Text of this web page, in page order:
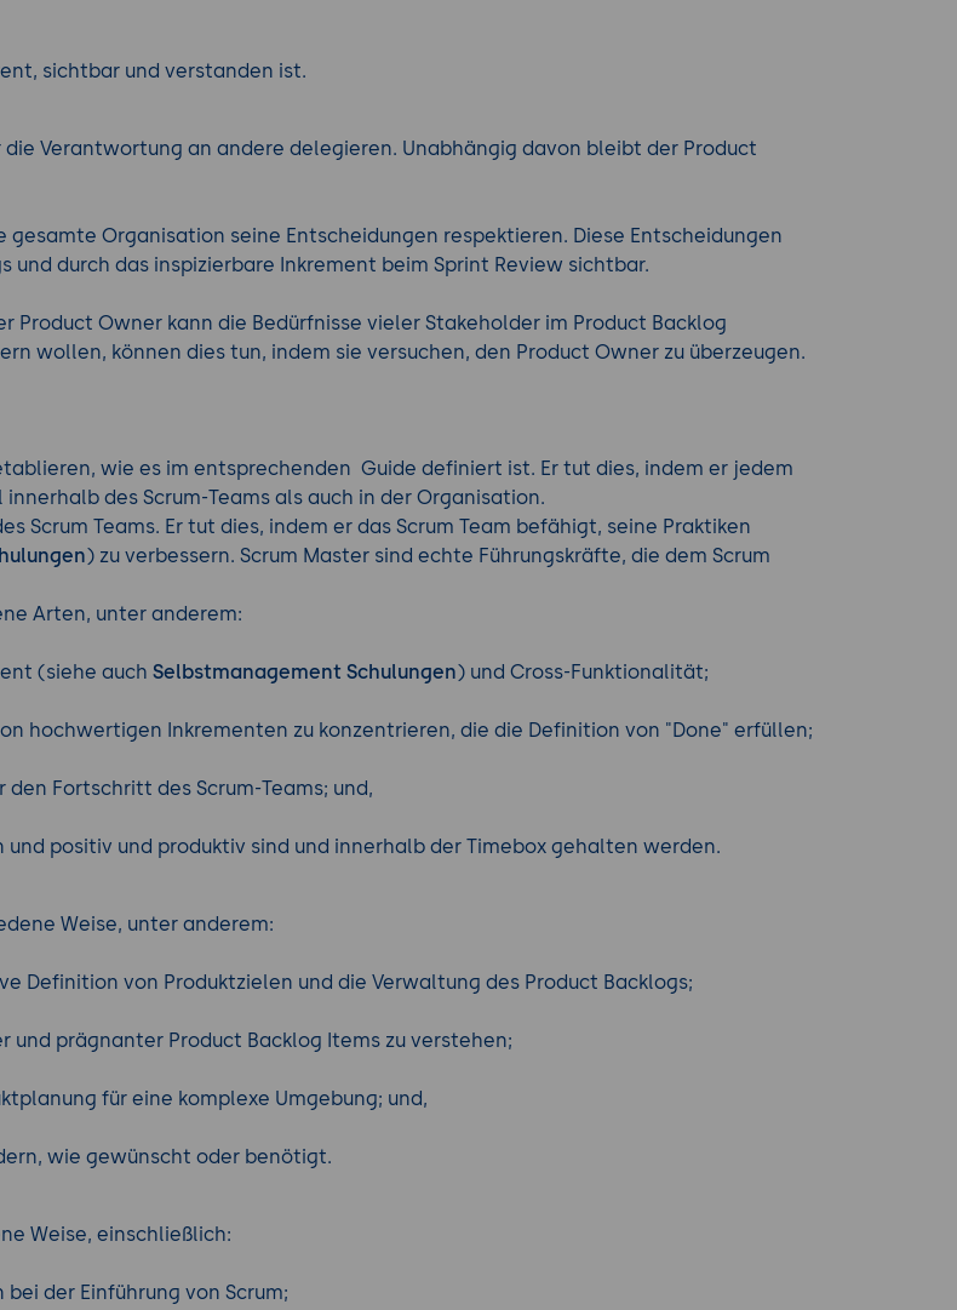
sichtbar und verstanden ist.
Verantwortung an andere delegieren. Unabhängig davon bleibt der Product
Organisation seine Entscheidungen respektieren. Diese Entscheidungen
und durch das inspizierbare Inkrement beim Sprint Review sichtbar.
Product Owner kann die Bedürfnisse vieler Stakeholder im Product Backlog
wollen, können dies tun, indem sie versuchen, den Product Owner zu überzeugen.
wie es im entsprechenden Guide definiert ist. Er tut dies, indem er jedem
des Scrum-Teams als auch in der Organisation.
Scrum Teams. Er tut dies, indem er das Scrum Team befähigt, seine Praktiken
) zu verbessern. Scrum Master sind echte Führungskräfte, die dem Scrum
Arten, unter anderem:
(siehe auch Selbstmanagement Schulungen) und Cross-Funktionalität;
hochwertigen Inkrementen zu konzentrieren, die die Definition von "Done" erfüllen;
Fortschritt des Scrum-Teams; und,
positiv und produktiv sind und innerhalb der Timebox gehalten werden.
Weise, unter anderem:
Definition von Produktzielen und die Verwaltung des Product Backlogs;
prägnanter Product Backlog Items zu verstehen;
für eine komplexe Umgebung; und,
wie gewünscht oder benötigt.
Weise, einschließlich:
der Einführung von Scrum;